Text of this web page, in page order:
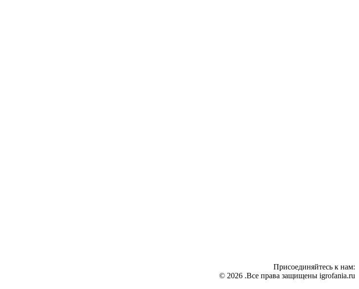
Присоединяйтесь к нам:
© 2026 .Все права защищены igrofania.ru